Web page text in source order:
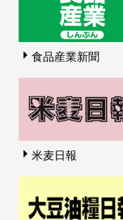
食品産業新聞
米麦日報